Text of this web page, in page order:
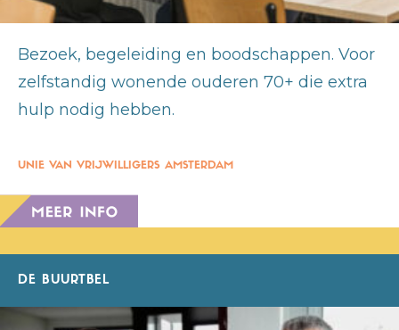
Bezoek, begeleiding en boodschappen. Voor
zelfstandig wonende ouderen 70+ die extra
hulp nodig hebben.
UNIE VAN VRIJWILLIGERS AMSTERDAM
DE BUURTBEL